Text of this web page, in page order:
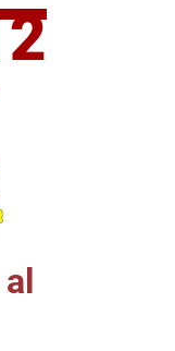
García-